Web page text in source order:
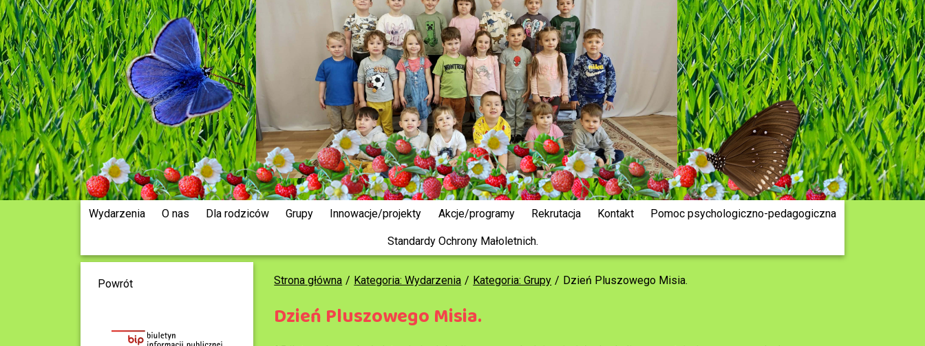
Wydarzenia O nas Dla rodziców Grupy Innowacje/projekty Akcje/programy Rekrutacja Kontakt Pomoc psychologiczno-pedagogiczna
Standardy Ochrony Małoletnich.
Strona główna Kategoria: Wydarzenia Kategoria: Grupy Dzień Pluszowego Misia.
Dzień Pluszowego Misia.
Powrót